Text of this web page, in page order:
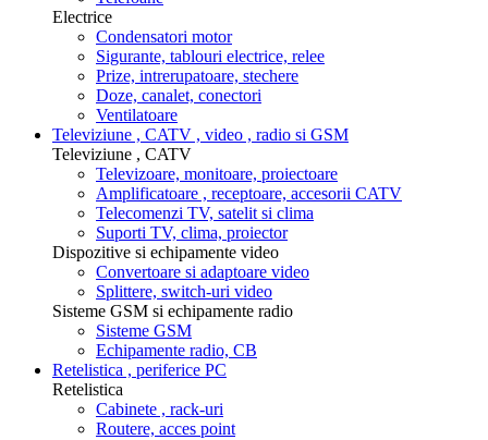
Electrice
Condensatori motor
Sigurante, tablouri electrice, relee
Prize, intrerupatoare, stechere
Doze, canalet, conectori
Ventilatoare
Televiziune , CATV , video , radio si GSM
Televiziune , CATV
Televizoare, monitoare, proiectoare
Amplificatoare , receptoare, accesorii CATV
Telecomenzi TV, satelit si clima
Suporti TV, clima, proiector
Dispozitive si echipamente video
Convertoare si adaptoare video
Splittere, switch-uri video
Sisteme GSM si echipamente radio
Sisteme GSM
Echipamente radio, CB
Retelistica , periferice PC
Retelistica
Cabinete , rack-uri
Routere, acces point